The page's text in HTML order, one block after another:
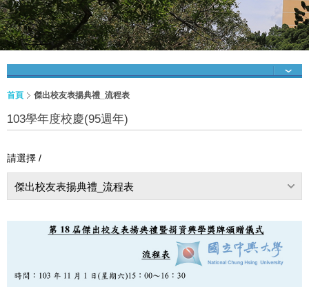
首頁 傑出校友表揚典禮_流程表
103學年度校慶(95週年)
請選擇 /
傑出校友表揚典禮_流程表